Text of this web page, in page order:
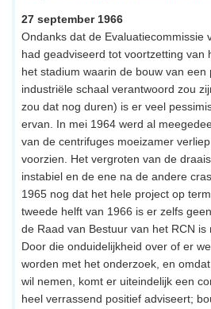
27 september 1966
Ondanks dat de Evaluatiecommissie
had geadviseerd tot voortzetting van
het stadium waarin de bouw van een
industriële schaal verantwoord zou
zou dat nog duren) is er veel
ervan. In mei 1964 werd al
van de centrifuges moeizamer
voorzien. Het vergroten van de
instabiel en de ene na de andere
1965 nog dat het hele project op
tweede helft van 1966 is er zelfs
de Raad van Bestuur van het RCN is
Door die onduidelijkheid over of er
worden met het onderzoek, en
wil nemen, komt er uiteindelijk een
heel verrassend positief adviseert;